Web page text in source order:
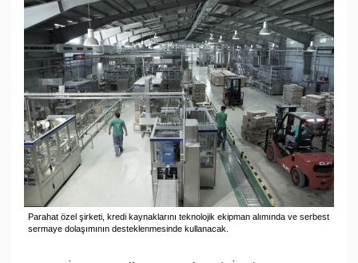
Parahat özel şirketi, kredi kaynaklarını teknolojik ekipman alımında ve serbest
sermaye dolaşımının desteklenmesinde kullanacak.